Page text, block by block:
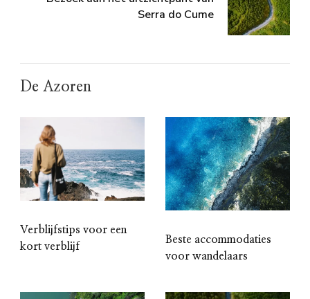
Serra do Cume
De Azoren
Verblijfstips voor een
kort verblijf
Beste accommodaties
voor wandelaars